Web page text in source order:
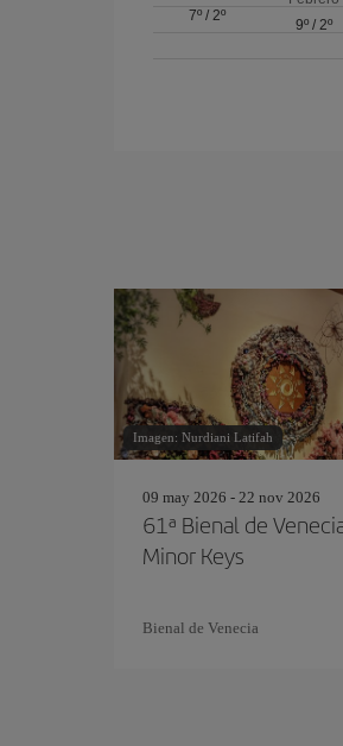
7º/ 2º
9º /2º
Imagen: Nurdiani Latifah
09 may 2026 - 22 nov 2026
61ª Bienal de
Minor Keys
Bienal de Venecia